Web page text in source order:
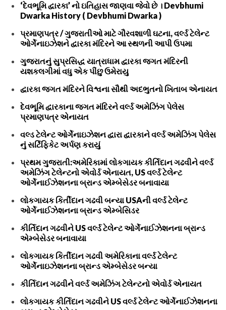
‘દેવભૂમિ દ્વારકા’ નો ઇતિહાસ જાણવા જેવો છે । Devbhumi
Dwarka History ( Devbhumi Dwarka )
પ્રમાણપત્ર / ગુજરાતીઓ માટે ગૌરવશાળી ઘટના, વર્લ્ડ ટેલેન્ટ
ઓર્ગેનાઇઝેશને દ્વારકા મંદિરને આ સ્થળની આપી ઉપમા
ગુજરાતનું સુપ્રસિદ્ધ યાત્રાધામ દ્વારકા જગત મંદિરની
યશકલગીમાં વધુ એક પીંછુ ઉમેરાયુ
દ્વારકા જગત મંદિરને વિશ્વના સૌથી અદભુતનો ખિતાબ એનાયત
દેવભૂમિ દ્વારકાના જગત મંદિરને વર્લ્ડ અમેઝિંગ પેલેસ
પ્રમાણપત્ર એનાયત
વલ્ડ ટેલેન્ટ ઓર્ગેનાઇઝેશન દ્વારા દ્વારકાને વર્લ્ડ અમેઝિંગ પેલેસ
નું સર્ટિફિકેટ અર્પણ કરાયું
પ્રથમ ગુજરાતી:અમેરિકામાં લોકગાયક કીર્તિદાન ગઢવીને વર્લ્ડ
અમેઝિંગ ટેલેન્ટનો એવોર્ડ એનાયત, US વર્લ્ડ ટેલેન્ટ
ઓર્ગેનાઈઝેશનના બ્રાન્ડ એમ્બેસેડર બનાવાયા
લોકગાયક કિર્તીદાન ગઢવી બન્યા USAની વર્લ્ડ ટેલેન્ટ
ઓર્ગેનાઈઝેશનના બ્રાન્ડ એમ્બેસિડર
કીર્તિદાન ગઢવીને US વર્લ્ડ ટેલેન્ટ ઓર્ગેનાઈઝેશનના બ્રાન્ડ
એમ્બેસેડર બનાવાયા
લોકગાયક કિર્તીદાન ગઢવી અમેરિકાના વર્લ્ડ ટેલેન્ટ
ઓર્ગેનાઇઝેશનના બ્રાન્ડ એમ્બેસેડર બન્યા
કીર્તિદાન ગઢવીને વર્લ્ડ અમેઝિંગ ટેલેન્ટનો એવોર્ડ એનાયત
લોકગાયક કીર્તિદાન ગઢવીને US વર્લ્ડ ટેલેન્ટ ઓર્ગેનાઈઝેશનના